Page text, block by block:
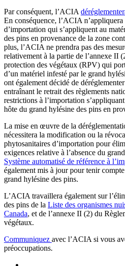
Par conséquent, l’ACIA
En conséquence, l’ACIA
d’importation qui s’appliquent au
des pins en provenance de la zone
plus, l’ACIA ne prendra pas des
relativement à la partie de l’annexe II
protection des végétaux (RPV) qui
d’un matériel infesté par le grand
ont également décidé de
entraînant le retrait des règlements
restrictions à l’importation
hôte du grand hylésine des pins en
La mise en œuvre de la
nécessitera la modification ou la
phytosanitaires d’importation pour
exigences relative à l’absence du
Système automatisé de référence à
également mis à jour pour tenir
grand hylésine des pins.
L’ACIA travaillera également sur
des pins de la Liste des organismes
Canada, et de l’annexe II (2) du
végétaux.
Communiquez avec l’ACIA si vous
préoccupations.